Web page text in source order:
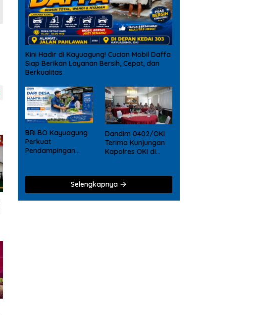
Kini Hadir di Kayuagung! Cucian Mobil Daffa
Siap Berikan Layanan Bersih, Cepat, dan
Berkualitas
BRI BO Kayuagung
Perkuat
Pendampingan
Dandim 0402/OKI
Terima Kunjungan
Kapolres OKI di
Selengkapnya